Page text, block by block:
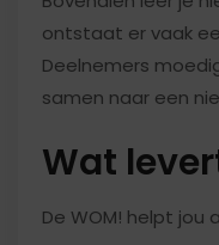
ontstaat er vaak
Deelnemers
samen naar een
Wat
De WOM! helpt jou